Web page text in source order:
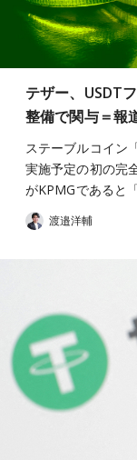
テザー、USDT
整備で関与＝報
ステーブルコイン
実施予定の初の完
がKPMGであると
渡邉洋輔